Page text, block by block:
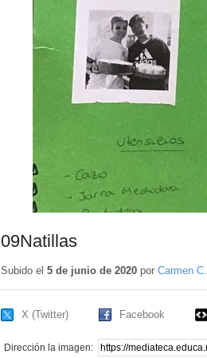
09Natillas
Subido el 5 de junio de 2020por Carmen C.
X (Twitter) Facebook
Dirección la imagen: